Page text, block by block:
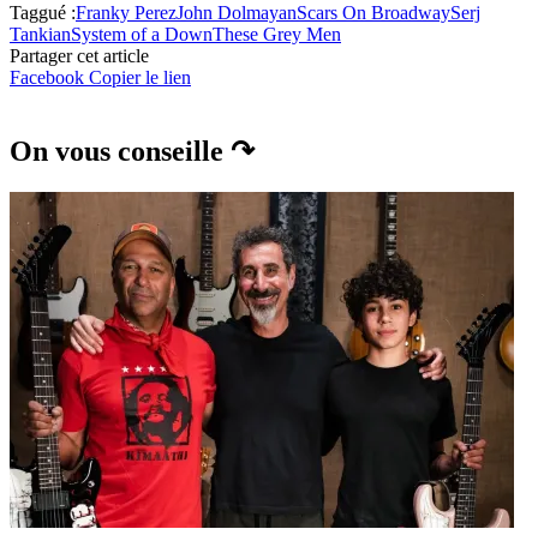
Taggué :Franky PerezJohn DolmayanScars On BroadwaySerj
TankianSystem of a DownThese Grey Men
Partager cet article
Facebook Copier le lien
On vous conseille ↷